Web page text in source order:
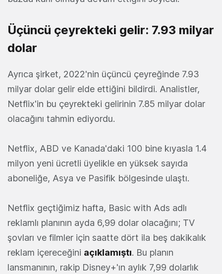
Üçüncü çeyrekteki gelir: 7.93 milyar
dolar
Ayrıca şirket, 2022'nin üçüncü çeyreğinde 7.93
milyar dolar gelir elde ettiğini bildirdi. Analistler,
Netflix'in bu çeyrekteki gelirinin 7.85 milyar dolar
olacağını tahmin ediyordu.
Netflix, ABD ve Kanada'daki 100 bine kıyasla 1.4
milyon yeni ücretli üyelikle en yüksek sayıda
aboneliğe, Asya ve Pasifik bölgesinde ulaştı.
Netflix geçtiğimiz hafta, Basic with Ads adlı
reklamlı planının ayda 6,99 dolar olacağını; TV
şovları ve filmler için saatte dört ila beş dakikalık
reklam içereceğini açıklamıştı. Bu planın
lansmanının, rakip Disney+'ın aylık 7,99 dolarlık